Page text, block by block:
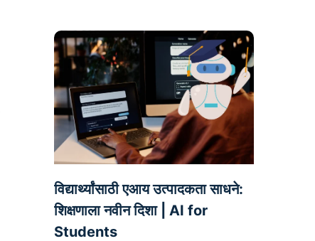
विद्यार्थ्यांसाठी एआय उत्पादकता साधने:
शिक्षणाला नवीन दिशा | AI for
Students